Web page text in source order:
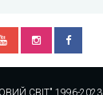
СВІТ" 1996-2023